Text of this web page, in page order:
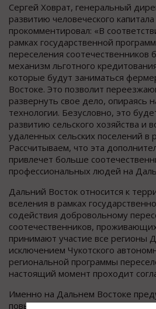
Сергей Ховрат, генеральный
развитию человеческого
прокомментировал: «В
рамках государственной
переселения соотечественников
механизм льготного
которые будут заниматься
Востоке. Это позволит
развернуть свое дело, опираясь
технологии. Безусловно, это
развитию сельского хозяйства и
удаленных сельских поселений в
Рассчитываем, что эта
привлечет больше
профессиональных людей на
Дальний Восток относится к
вселения в рамках
содействия добровольному
соотечественников,
принимают участие все регионы
исключением Чукотского
региональной программы
настоящий момент проходит
Именно на Дальнем Востоке
повышенные меры поддержки